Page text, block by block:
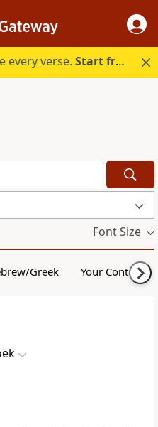
every verse.Start free.
Font Size
Greek Your Content